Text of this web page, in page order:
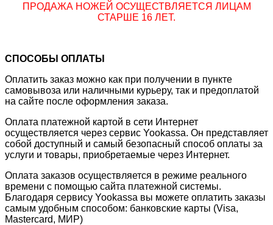
ПРОДАЖА НОЖЕЙ ОСУЩЕСТВЛЯЕТСЯ ЛИЦАМ
СТАРШЕ 16 ЛЕТ.
СПОСОБЫ ОПЛАТЫ
Оплатить заказ можно как при получении в пункте
самовывоза или наличными курьеру, так и предоплатой
на сайте после оформления заказа.
Оплата платежной картой в сети Интернет
осуществляется через сервис Yookassa. Он представляет
собой доступный и самый безопасный способ оплаты за
услуги и товары, приобретаемые через Интернет.
Оплата заказов осуществляется в режиме реального
времени с помощью сайта платежной системы.
Благодаря сервису Yookassa вы можете оплатить заказы
самым удобным способом: банковские карты (Visa,
Mastercard, МИР)